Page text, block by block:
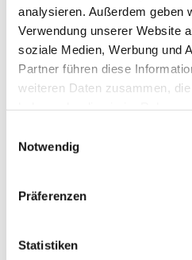
analysieren. Außerdem geben
Verwendung unserer Website
soziale Medien, Werbung und
Partner führen diese
weiteren Daten zusammen,
Notwendig
Präferenzen
Statistiken
Das Angebot ist kostenlos und
ab 12 Jahren - unabhängig
oder Geschlecht